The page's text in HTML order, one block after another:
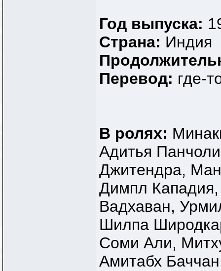
Год выпуска:
Страна: Индия
Перевод: где-
В ролях:
Адитья
Джитендра,
Димпл
Вадхаван,
Шилпа
Соми Али,
Амитабх Баччан